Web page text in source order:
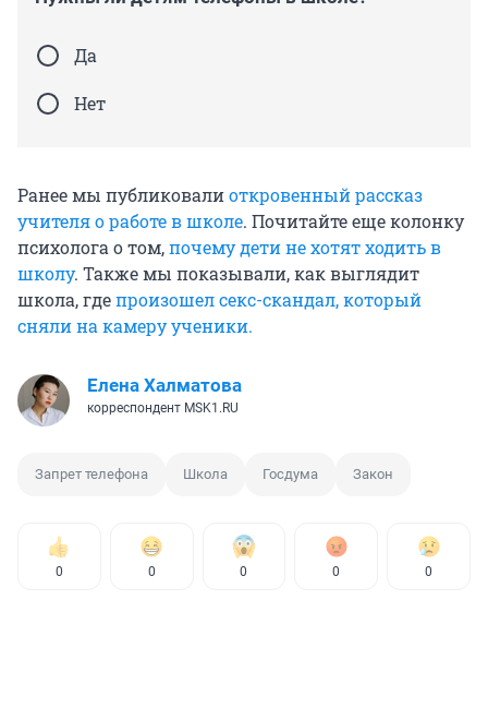
Да
Нет
Ранее мы публиковалиоткровенный рассказ
учителя о работе в школе. Почитайте еще колонку
психолога о том,почему дети не хотят ходить в
школу. Также мы показывали, как выглядит
школа, гдепроизошел секс-скандал, который
сняли на камеру ученики.
Елена Халматова
корреспондент MSK1.RU
Запрет телефона Школа Госдума Закон
0 0 0 0 0